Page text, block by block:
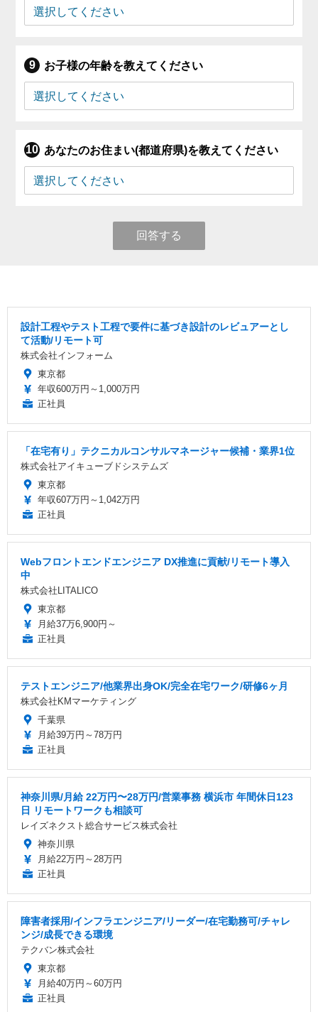
お子様の年齢を教えてください
あなたのお住まい(都道府県)を教えてください
回答する
設計工程やテスト工程で要件に基づき設計のレビュアーとし
て活動/リモート可
株式会社インフォーム
東京都
年収600万円～1,000万円
正社員
「在宅有り」テクニカルコンサルマネージャー候補・業界1位
株式会社アイキューブドシステムズ
東京都
年収607万円～1,042万円
正社員
Webフロントエンドエンジニア DX推進に貢献/リモート導入
中
株式会社LITALICO
東京都
月給37万6,900円～
正社員
テストエンジニア/他業界出身OK/完全在宅ワーク/研修6ヶ月
株式会社KMマーケティング
千葉県
月給39万円～78万円
正社員
神奈川県/月給 22万円〜28万円/営業事務 横浜市 年間休日123
日 リモートワークも相談可
レイズネクスト総合サービス株式会社
神奈川県
月給22万円～28万円
正社員
障害者採用/インフラエンジニア/リーダー/在宅勤務可/チャレ
ンジ/成長できる環境
テクバン株式会社
東京都
月給40万円～60万円
正社員